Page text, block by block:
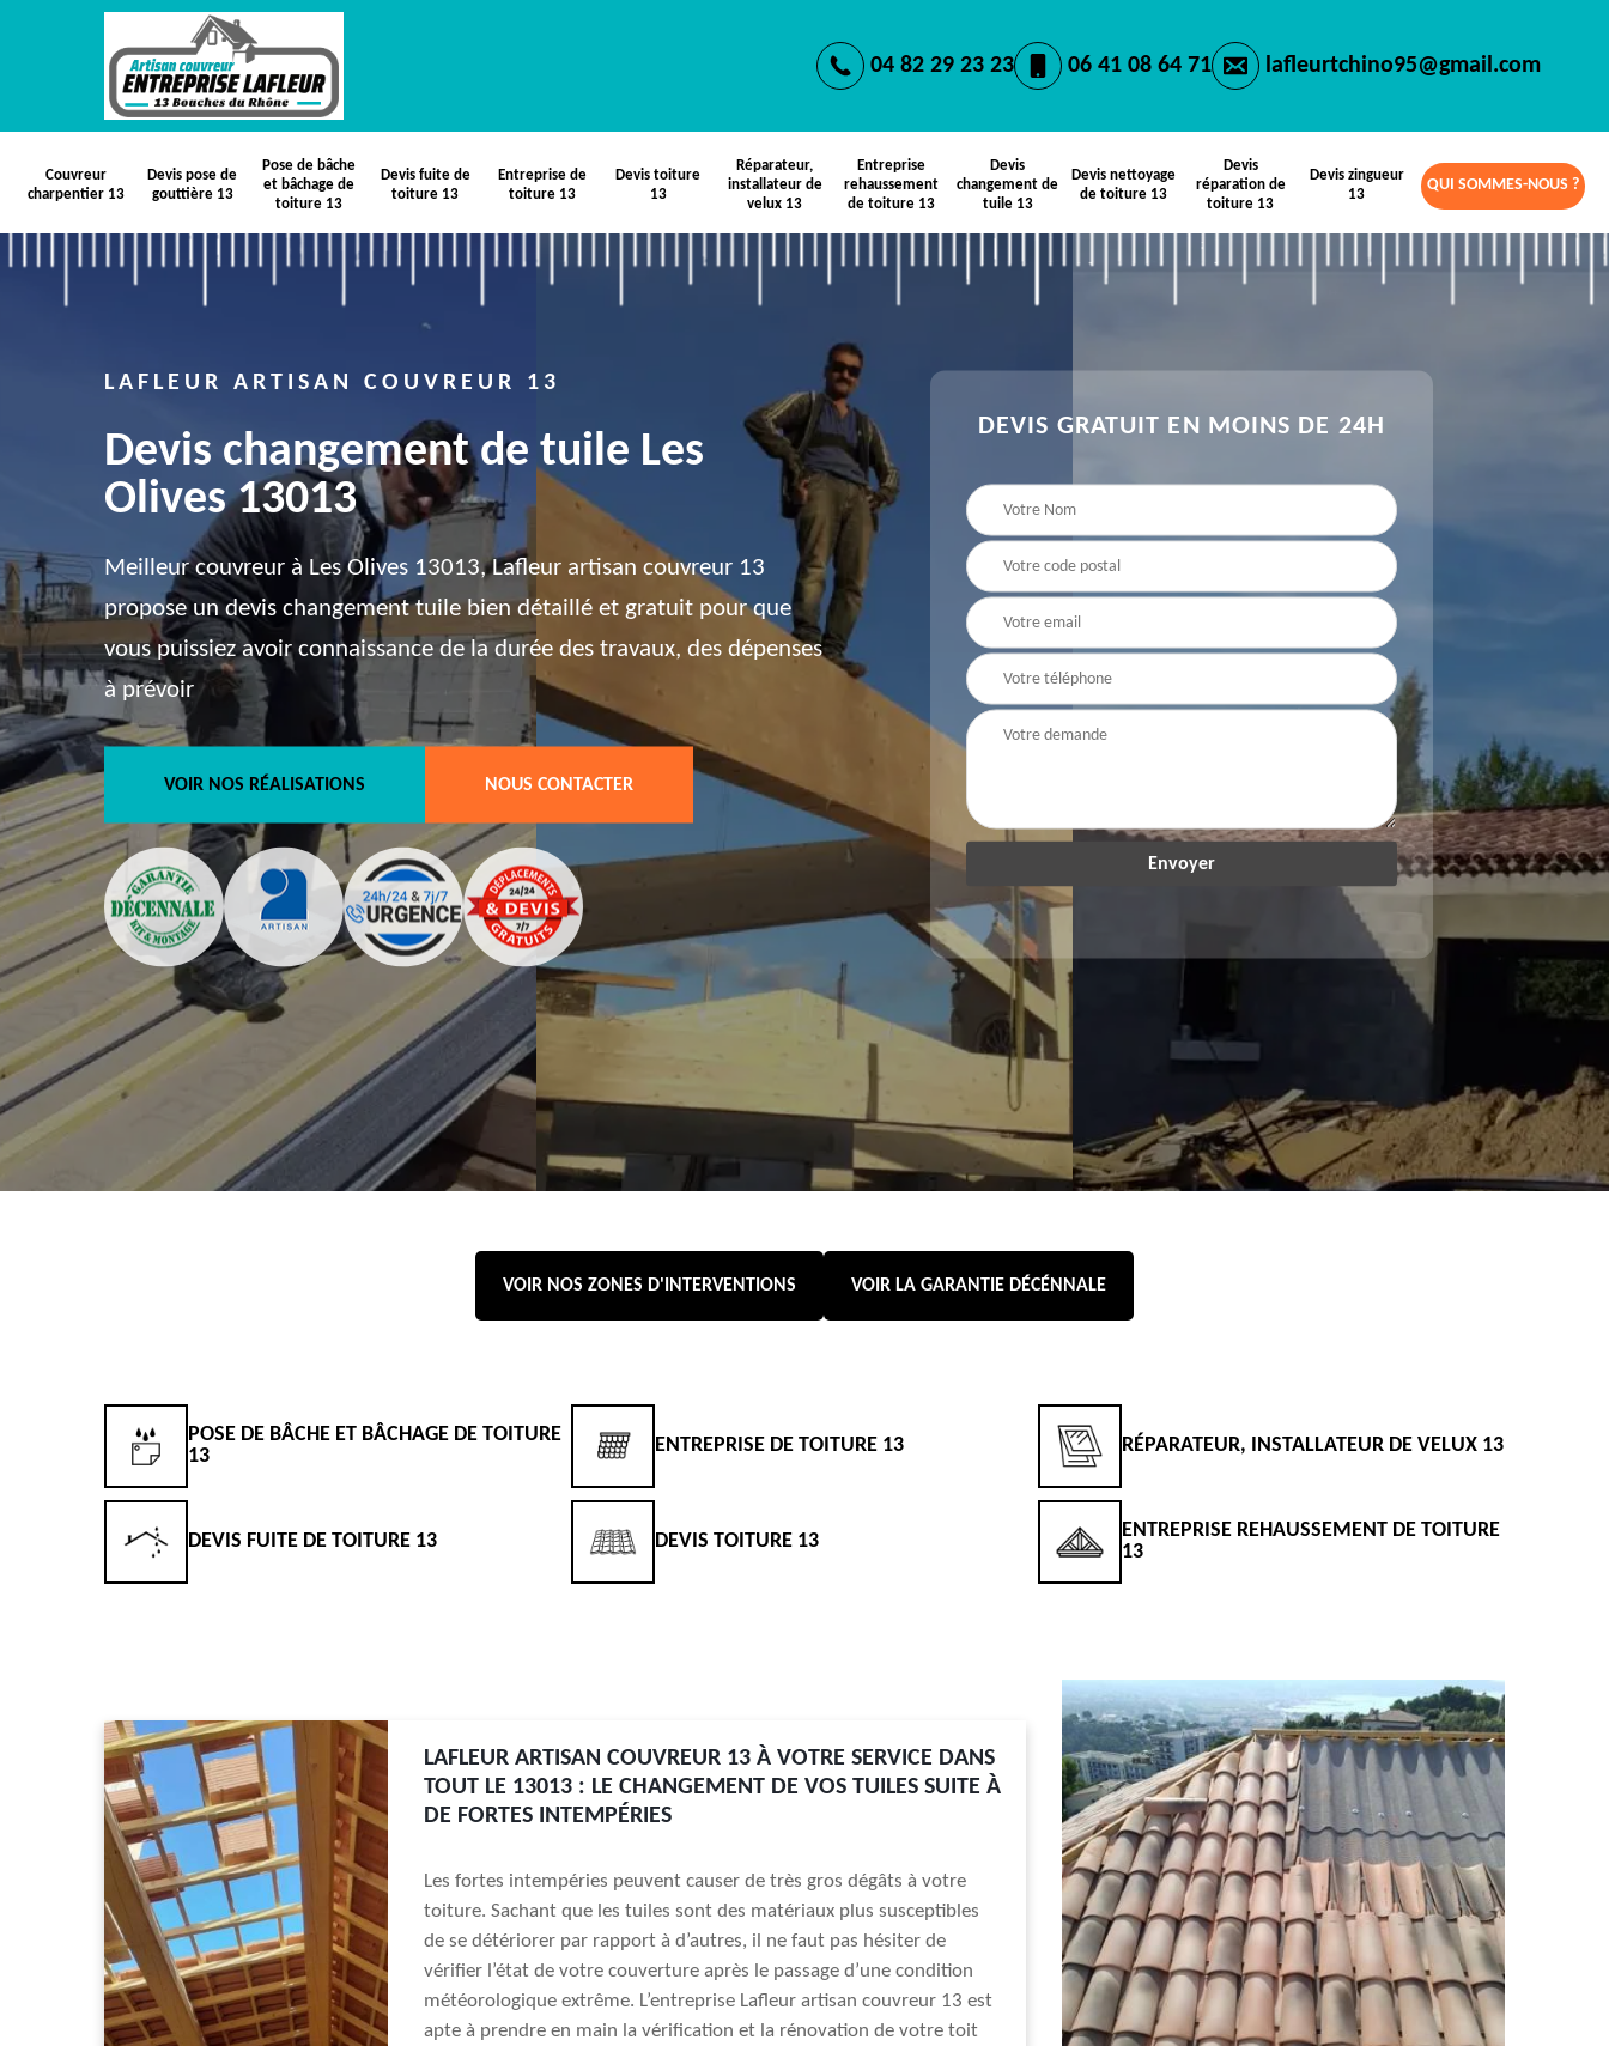
04 82 29 23 23 06 41 08 64 71 lafleurtchino95@gmail.com
Couvreur
charpentier 13
Devis pose de
gouttière 13
Pose de bâche
et bâchage de
toiture 13
Devis fuite de
toiture 13
Entreprise de
toiture 13
Devis toiture
13
Réparateur,
installateur de
velux 13
Entreprise
rehaussement
de toiture 13
Devis
changement de
tuile 13
Devis nettoyage
de toiture 13
Devis
réparation de
toiture 13
Devis zingueur
13
QUI SOMMES-NOUS ?
LAFLEUR ARTISAN COUVREUR 13
Devis changement de tuile Les
Olives 13013
Meilleur couvreur à Les Olives 13013, Lafleur artisan couvreur 13
propose un devis changement tuile bien détaillé et gratuit pour que
vous puissiez avoir connaissance de la durée des travaux, des dépenses
à prévoir
VOIR NOS RÉALISATIONS NOUS CONTACTER
DEVIS GRATUIT EN MOINS DE 24H
VOIR NOS ZONES D'INTERVENTIONS VOIR LA GARANTIE DÉCÉNNALE
POSE DE BÂCHE ET BÂCHAGE DE TOITURE
13
DEVIS FUITE DE TOITURE 13
ENTREPRISE DE TOITURE 13
DEVIS TOITURE 13
RÉPARATEUR, INSTALLATEUR DE VELUX 13
ENTREPRISE REHAUSSEMENT DE TOITURE
13
LAFLEUR ARTISAN COUVREUR 13 À VOTRE SERVICE DANS
TOUT LE 13013 : LE CHANGEMENT DE VOS TUILES SUITE À
DE FORTES INTEMPÉRIES
Les fortes intempéries peuvent causer de très gros dégâts à votre
toiture. Sachant que les tuiles sont des matériaux plus susceptibles
de se détériorer par rapport à d’autres, il ne faut pas hésiter de
vérifier l’état de votre couverture après le passage d’une condition
météorologique extrême. L’entreprise Lafleur artisan couvreur 13 est
apte à prendre en main la vérification et la rénovation de votre toit